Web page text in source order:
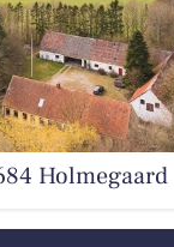
Holmegaard